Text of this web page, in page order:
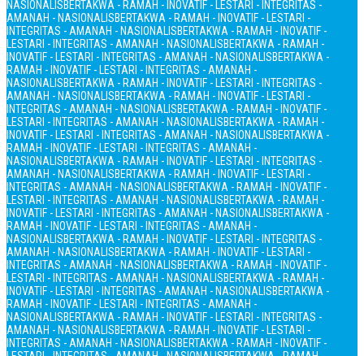
NASIONALISBERTAKWA - RAMAH - INOVATIF - LESTARI - INTEGRITAS -
AMANAH - NASIONALISBERTAKWA - RAMAH - INOVATIF - LESTARI -
INTEGRITAS - AMANAH - NASIONALISBERTAKWA - RAMAH - INOVATIF -
LESTARI - INTEGRITAS - AMANAH - NASIONALISBERTAKWA - RAMAH -
INOVATIF - LESTARI - INTEGRITAS - AMANAH - NASIONALISBERTAKWA -
RAMAH - INOVATIF - LESTARI - INTEGRITAS - AMANAH -
NASIONALISBERTAKWA - RAMAH - INOVATIF - LESTARI - INTEGRITAS -
AMANAH - NASIONALISBERTAKWA - RAMAH - INOVATIF - LESTARI -
INTEGRITAS - AMANAH - NASIONALISBERTAKWA - RAMAH - INOVATIF -
LESTARI - INTEGRITAS - AMANAH - NASIONALISBERTAKWA - RAMAH -
INOVATIF - LESTARI - INTEGRITAS - AMANAH - NASIONALISBERTAKWA -
RAMAH - INOVATIF - LESTARI - INTEGRITAS - AMANAH -
NASIONALISBERTAKWA - RAMAH - INOVATIF - LESTARI - INTEGRITAS -
AMANAH - NASIONALISBERTAKWA - RAMAH - INOVATIF - LESTARI -
INTEGRITAS - AMANAH - NASIONALISBERTAKWA - RAMAH - INOVATIF -
LESTARI - INTEGRITAS - AMANAH - NASIONALISBERTAKWA - RAMAH -
INOVATIF - LESTARI - INTEGRITAS - AMANAH - NASIONALISBERTAKWA -
RAMAH - INOVATIF - LESTARI - INTEGRITAS - AMANAH -
NASIONALISBERTAKWA - RAMAH - INOVATIF - LESTARI - INTEGRITAS -
AMANAH - NASIONALISBERTAKWA - RAMAH - INOVATIF - LESTARI -
INTEGRITAS - AMANAH - NASIONALISBERTAKWA - RAMAH - INOVATIF -
LESTARI - INTEGRITAS - AMANAH - NASIONALISBERTAKWA - RAMAH -
INOVATIF - LESTARI - INTEGRITAS - AMANAH - NASIONALISBERTAKWA -
RAMAH - INOVATIF - LESTARI - INTEGRITAS - AMANAH -
NASIONALISBERTAKWA - RAMAH - INOVATIF - LESTARI - INTEGRITAS -
AMANAH - NASIONALISBERTAKWA - RAMAH - INOVATIF - LESTARI -
INTEGRITAS - AMANAH - NASIONALISBERTAKWA - RAMAH - INOVATIF -